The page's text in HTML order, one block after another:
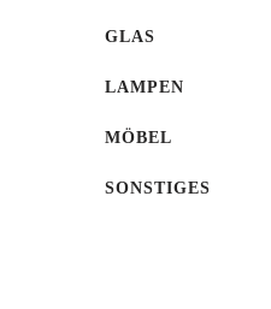
GLAS
LAMPEN
MÖBEL
SONSTIGES